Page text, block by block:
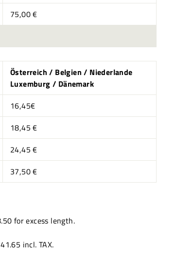
75,00 €
Österreich / Belgien / Niederlande
Luxemburg / Dänemark
16,45€
18,45 €
24,45 €
37,50 €
for excess length.
incl. TAX.